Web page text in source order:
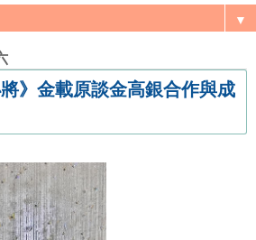
▼
將》金載原談金高銀合作與成